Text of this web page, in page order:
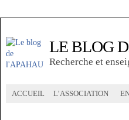
LE BLOG
Recherche et
ACCUEIL L’ASSOCIATION